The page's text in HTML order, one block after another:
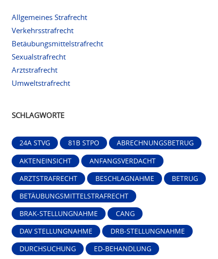
Allgemeines Strafrecht
Verkehrsstrafrecht
Betäubungsmittelstrafrecht
Sexualstrafrecht
Arztstrafrecht
Umweltstrafrecht
SCHLAGWORTE
24A STVG 81B STPO ABRECHNUNGSBETRUG
AKTENEINSICHT ANFANGSVERDACHT
ARZTSTRAFRECHT BESCHLAGNAHME BETRUG
BETÄUBUNGSMITTELSTRAFRECHT
BRAK-STELLUNGNAHME CANG
DAV STELLUNGNAHME DRB-STELLUNGNAHME
DURCHSUCHUNG ED-BEHANDLUNG